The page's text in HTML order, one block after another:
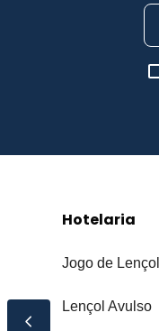
Hotelaria
Jogo de Lençol
Lençol Avulso